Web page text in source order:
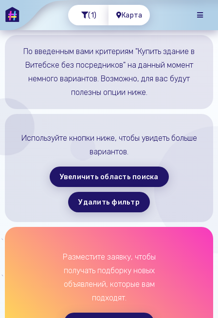
(1) Карта
По введенным вами критериям "Купить здание в
Витебске без посредников" на данный момент
немного вариантов. Возможно, для вас будут
полезны опции ниже.
Используйте кнопки ниже, чтобы увидеть больше
вариантов.
Увеличить область поиска
Удалить фильтр
Разместите заявку, чтобы
получать подборку новых
объявлений, которые вам
подходят.